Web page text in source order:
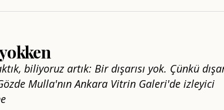
biliyoruz artık: Bir dışarısı yok. Çünkü
Mulla'nın Ankara Vitrin Galeri'de izleyici